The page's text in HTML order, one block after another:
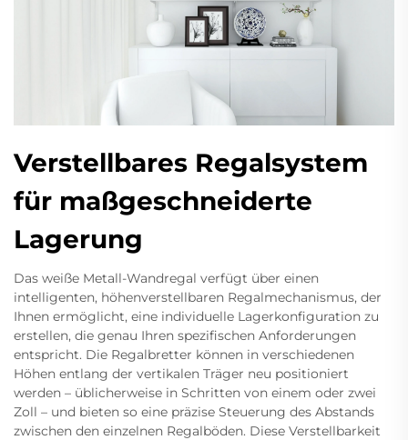
Verstellbares Regalsystem
für maßgeschneiderte
Lagerung
Das weiße Metall-Wandregal verfügt über einen
intelligenten, höhenverstellbaren Regalmechanismus, der
Ihnen ermöglicht, eine individuelle Lagerkonfiguration zu
erstellen, die genau Ihren spezifischen Anforderungen
entspricht. Die Regalbretter können in verschiedenen
Höhen entlang der vertikalen Träger neu positioniert
werden – üblicherweise in Schritten von einem oder zwei
Zoll – und bieten so eine präzise Steuerung des Abstands
zwischen den einzelnen Regalböden. Diese Verstellbarkeit